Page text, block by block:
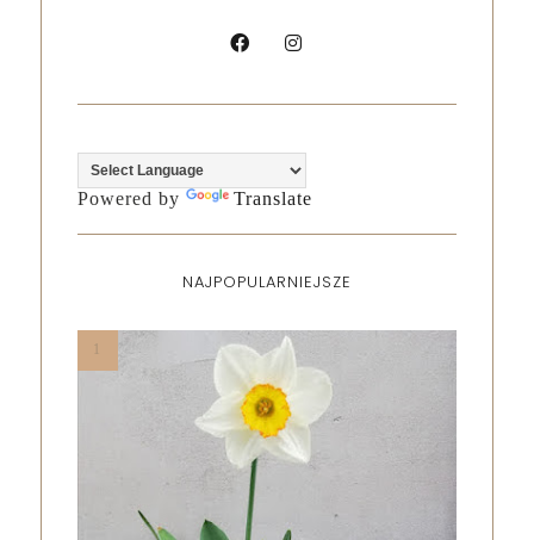
Powered by Translate
NAJPOPULARNIEJSZE